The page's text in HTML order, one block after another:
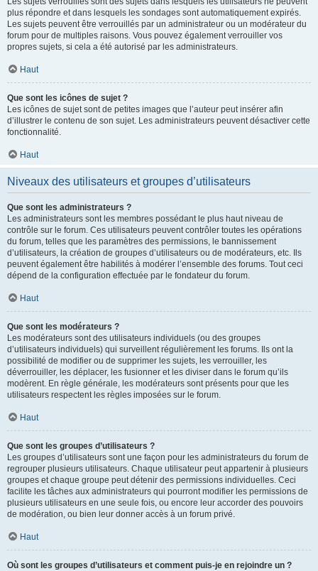
plus répondre et dans lesquels les sondages sont automatiquement expirés.
Les sujets peuvent être verrouillés par un administrateur ou un modérateur du
forum pour de multiples raisons. Vous pouvez également verrouiller vos
propres sujets, si cela a été autorisé par les administrateurs.
Haut
Que sont les icônes de sujet ?
Les icônes de sujet sont de petites images que l’auteur peut insérer afin
d’illustrer le contenu de son sujet. Les administrateurs peuvent désactiver cette
fonctionnalité.
Haut
Niveaux des utilisateurs et groupes d’utilisateurs
Que sont les administrateurs ?
Les administrateurs sont les membres possédant le plus haut niveau de
contrôle sur le forum. Ces utilisateurs peuvent contrôler toutes les opérations
du forum, telles que les paramètres des permissions, le bannissement
d’utilisateurs, la création de groupes d’utilisateurs ou de modérateurs, etc. Ils
peuvent également être habilités à modérer l’ensemble des forums. Tout ceci
dépend de la configuration effectuée par le fondateur du forum.
Haut
Que sont les modérateurs ?
Les modérateurs sont des utilisateurs individuels (ou des groupes
d’utilisateurs individuels) qui surveillent régulièrement les forums. Ils ont la
possibilité de modifier ou de supprimer les sujets, les verrouiller, les
déverrouiller, les déplacer, les fusionner et les diviser dans le forum qu’ils
modèrent. En règle générale, les modérateurs sont présents pour que les
utilisateurs respectent les règles imposées sur le forum.
Haut
Que sont les groupes d’utilisateurs ?
Les groupes d’utilisateurs sont une façon pour les administrateurs du forum de
regrouper plusieurs utilisateurs. Chaque utilisateur peut appartenir à plusieurs
groupes et chaque groupe peut détenir des permissions individuelles. Ceci
facilite les tâches aux administrateurs qui pourront modifier les permissions de
plusieurs utilisateurs en une seule fois, ou encore leur accorder des pouvoirs
de modération, ou bien leur donner accès à un forum privé.
Haut
Où sont les groupes d’utilisateurs et comment puis-je en rejoindre un ?